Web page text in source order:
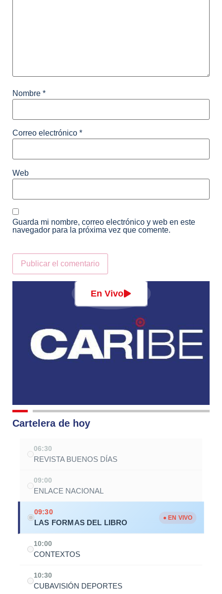
Nombre *
Correo electrónico *
Web
Guarda mi nombre, correo electrónico y web en este
navegador para la próxima vez que comente.
En Vivo
Cartelera de hoy
06:30
REVISTA BUENOS DÍAS
09:00
ENLACE NACIONAL
09:30
LAS FORMAS DEL LIBRO
● EN VIVO
10:00
CONTEXTOS
10:30
CUBAVISIÓN DEPORTES